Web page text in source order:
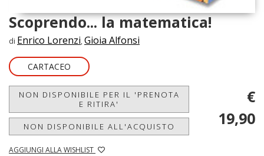
Scoprendo... la matematica!
di Enrico Lorenzi, Gioia Alfonsi
CARTACEO
NON DISPONIBILE PER IL 'PRENOTA
E RITIRA'
NON DISPONIBILE ALL'ACQUISTO
AGGIUNGI ALLA WISHLIST
€
19,90